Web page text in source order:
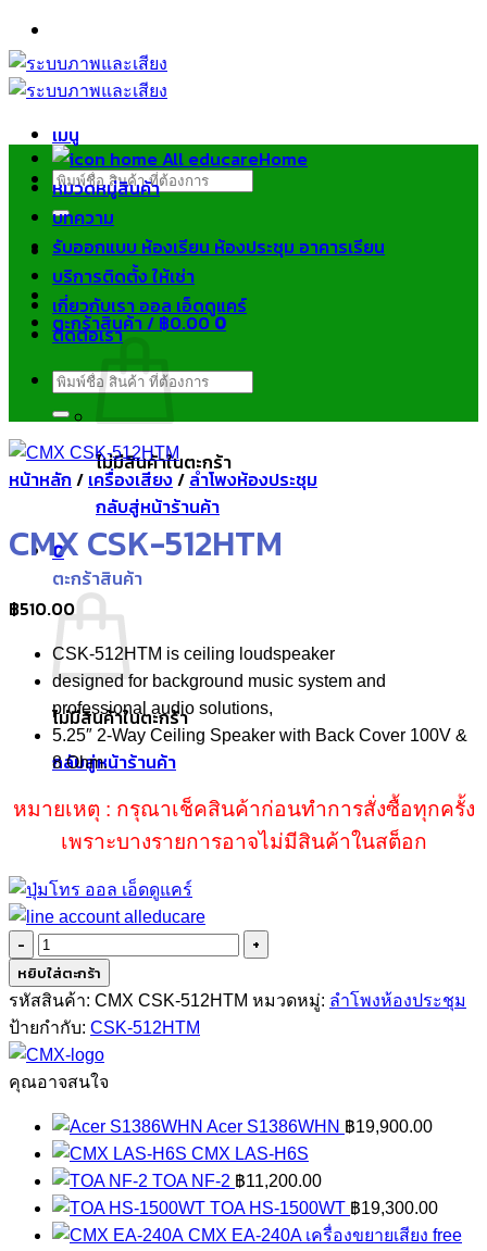
ข้าม
ไป
ยัง
เมนู
ค้นหา:
ตะกร้าสินค้า /฿0.000
ไม่มีสินค้าในตะกร้า
กลับสู่หน้าร้านค้า
0
ตะกร้าสินค้า
ไม่มีสินค้าในตะกร้า
กลับสู่หน้าร้านค้า
Home
หมวดหมู่สินค้า
บทความ
รับออกแบบ ห้องเรียน ห้องประชุม อาคารเรียน
บริการติดตั้ง ให้เช่า
เกี่ยวกับเรา ออล เอ็ดดูแคร์
ติดต่อเรา
ค้นหา:
หน้าหลัก / เครื่องเสียง/ ลำโพงห้องประชุม
CMX CSK-512HTM
฿510.00
CSK-512HTM is ceiling loudspeaker
designed for background music system and
professional audio solutions,
5.25″ 2-Way Ceiling Speaker with Back Cover 100V &
8 Ohm.
หมายเหตุ : กรุณาเช็คสินค้าก่อนทำการสั่งซื้อทุกครั้ง
เพราะบางรายการอาจไม่มีสินค้าในสต็อก
จำนวน
CMX
CSK-
512HTM
ชิ้น
หยิบใส่ตะกร้า
รหัสสินค้า: CMX CSK-512HTM หมวดหมู่: ลำโพงห้องประชุม
ป้ายกำกับ: CSK-512HTM
คุณอาจสนใจ
Acer S1386WHN ฿19,900.00
CMX LAS-H6S
TOA NF-2 ฿11,200.00
TOA HS-1500WT ฿19,300.00
CMX EA-240A เครื่องขยายเสียง free